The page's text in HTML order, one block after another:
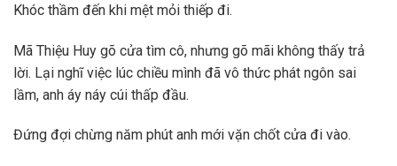
Khóc thầm đến khi mệt mỏi thiếp đi.
Mã Thiệu Huy gõ cửa tìm cô, nhưng gõ mãi không thấy trả
lời. Lại nghĩ việc lúc chiều mình đã vô thức phát ngôn sai
lầm, anh áy náy cúi thấp đầu.
Đứng đợi chừng năm phút anh mới vặn chốt cửa đi vào.